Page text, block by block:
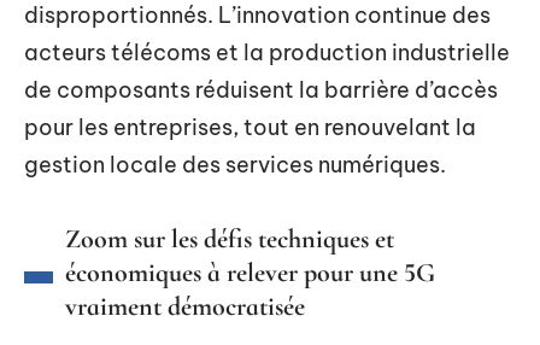
disproportionnés. L’innovation continue des
acteurs télécoms et la production industrielle
de composants réduisent la barrière d’accès
pour les entreprises, tout en renouvelant la
gestion locale des services numériques.
Zoom sur les défis techniques et
économiques à relever pour une 5G
vraiment démocratisée